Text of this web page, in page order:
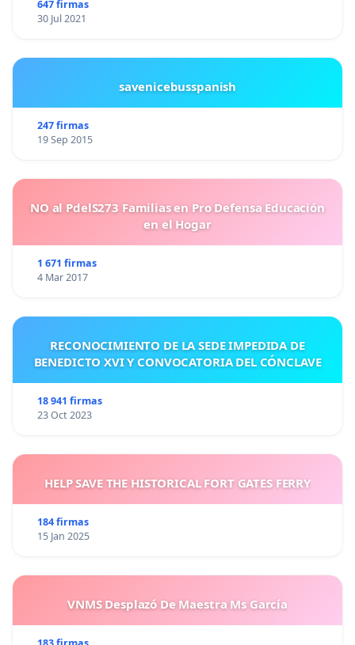
647 firmas
30 Jul 2021
savenicebusspanish
247 firmas
19 Sep 2015
NO al PdelS273 Familias en Pro Defensa Educación
en el Hogar
1 671 firmas
4 Mar 2017
RECONOCIMIENTO DE LA SEDE IMPEDIDA DE
BENEDICTO XVI Y CONVOCATORIA DEL CÓNCLAVE
18 941 firmas
23 Oct 2023
HELP SAVE THE HISTORICAL FORT GATES FERRY
184 firmas
15 Jan 2025
VNMS Desplazó De Maestra Ms García